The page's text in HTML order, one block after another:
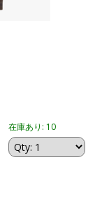
在庫あり: 10